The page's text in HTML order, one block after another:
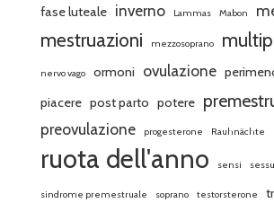
fase luteale inverno Lammas Mabon
mestruazioni mezzosoprano
nervo vago ormoni ovulazione
piacere post parto potere
preovulazione progesterone Rauhnächte
ruota dell'anno sensi
sindrome premestruale soprano testorsterone